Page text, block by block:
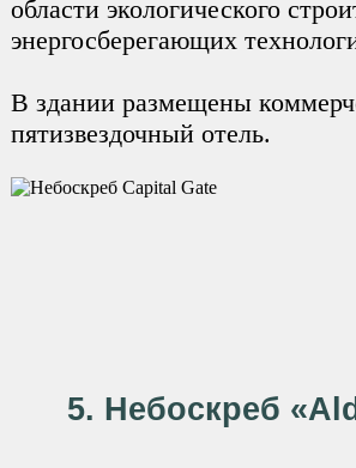
области экологического
энергосберегающих
В здании размещены
пятизвездочный отель.
5. Небоскреб